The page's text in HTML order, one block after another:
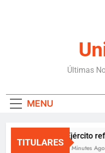
Últimas
MENU
TITULARES
Ejército
3 Minutes Ago